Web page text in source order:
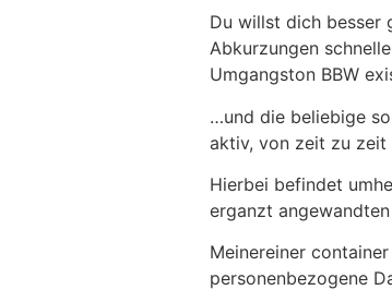
Du willst dich besser
Abkurzungen
Umgangston BBW
…und die beliebige
aktiv, von zeit zu zeit
Hierbei befindet
erganzt
Meinereiner
personenbezogene